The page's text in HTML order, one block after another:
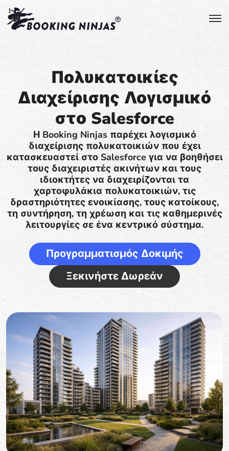
Πολυκατοικίες
Διαχείρισης Λογισμικό
στο Salesforce
Η Booking Ninjas παρέχει λογισμικό
διαχείρισης πολυκατοικιών που έχει
κατασκευαστεί στο Salesforce για να βοηθήσει
τους διαχειριστές ακινήτων και τους
ιδιοκτήτες να διαχειρίζονται τα
χαρτοφυλάκια πολυκατοικιών, τις
δραστηριότητες ενοικίασης, τους κατοίκους,
τη συντήρηση, τη χρέωση και τις καθημερινές
λειτουργίες σε ένα κεντρικό σύστημα.
Προγραμματισμός Δοκιμής
Ξεκινήστε Δωρεάν